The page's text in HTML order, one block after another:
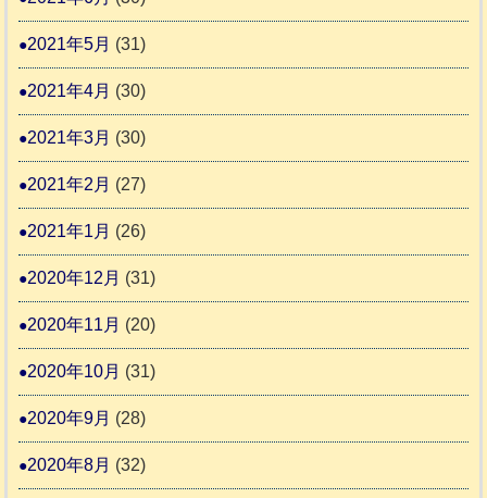
2021年5月 (31)
2021年4月 (30)
2021年3月 (30)
2021年2月 (27)
2021年1月 (26)
2020年12月 (31)
2020年11月 (20)
2020年10月 (31)
2020年9月 (28)
2020年8月 (32)